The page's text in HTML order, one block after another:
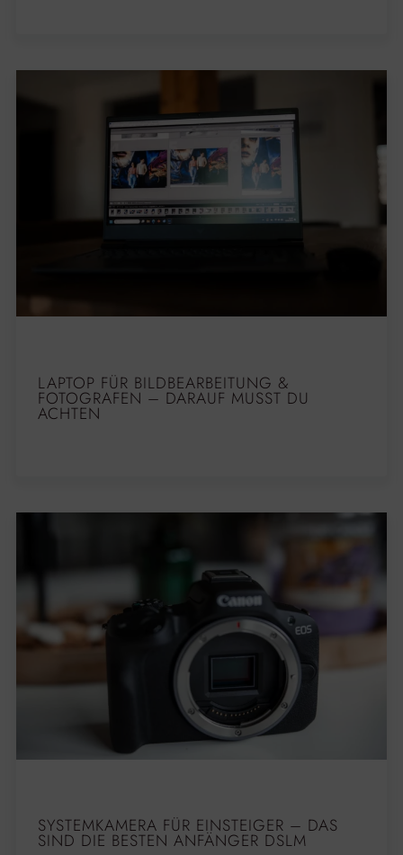
LAPTOP FÜR BILDBEARBEITUNG &
FOTOGRAFEN – DARAUF MUSST DU
ACHTEN
SYSTEMKAMERA FÜR EINSTEIGER – DAS
SIND DIE BESTEN ANFÄNGER DSLM